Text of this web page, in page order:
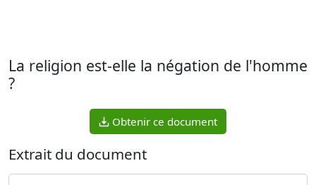
La religion est-elle la négation de l'homme
?
Obtenir ce document
Extrait du document